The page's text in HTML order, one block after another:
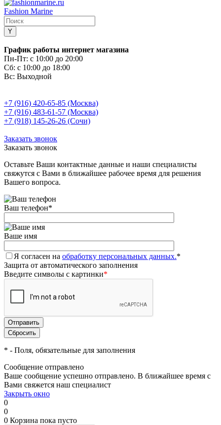
Fashion Marine
График работы интернет магазина
Пн-Пт: с 10:00 до 20:00
Сб: с 10:00 до 18:00
Вс: Выходной
+7 (916) 420-65-85 (Москва)
+7 (916) 483-61-57 (Москва)
+7 (918) 145-26-26 (Сочи)
Заказать звонок
Заказать звонок
Оставьте Ваши контактные данные и наши специалисты
свяжутся с Вами в ближайшее рабочее время для решения
Вашего вопроса.
Ваш телефон*
Ваше имя
Я согласен на обработку персональных данных.*
Защита от автоматического заполнения
Введите символы с картинки*
* - Поля, обязательные для заполнения
Сообщение отправлено
Ваше сообщение успешно отправлено. В ближайшее время с
Вами свяжется наш специалист
Закрыть окно
0
0
0 Корзина пока пусто